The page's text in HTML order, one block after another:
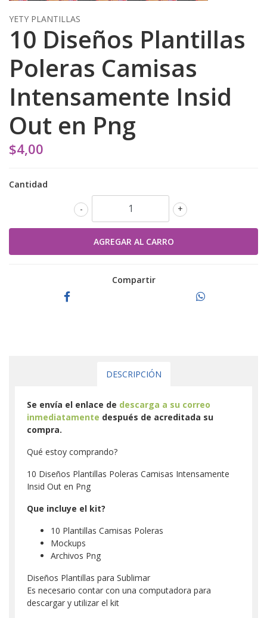
YETY PLANTILLAS
10 Diseños Plantillas
Poleras Camisas
Intensamente Insid
Out en Png
$4,00
Cantidad
+
-
Compartir
DESCRIPCIÓN
Se envía el enlace de descarga a su correo
inmediatamente después de acreditada su
compra.
Qué estoy comprando?
10 Diseños Plantillas Poleras Camisas Intensamente
Insid Out en Png
Que incluye el kit?
10 Plantillas Camisas Poleras
Mockups
Archivos Png
Diseños Plantillas para Sublimar
Es necesario contar con una computadora para
descargar y utilizar el kit